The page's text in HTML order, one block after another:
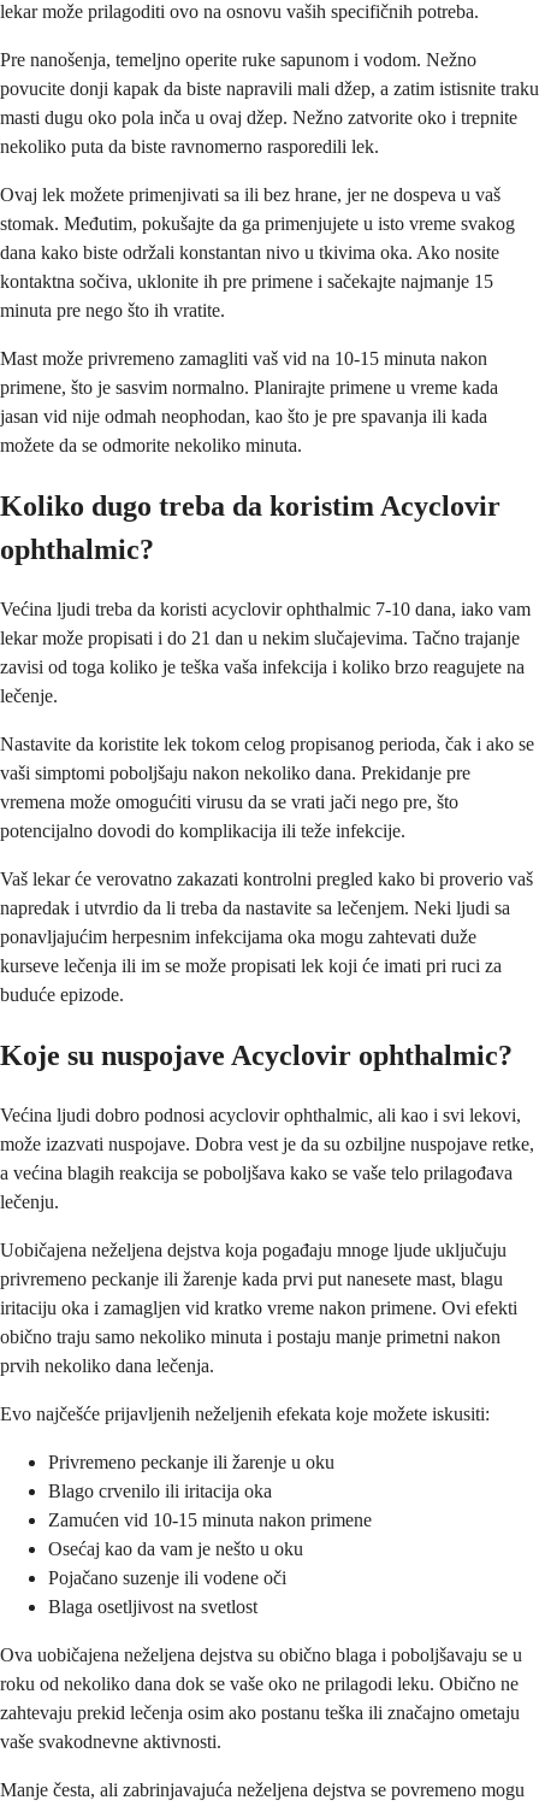
lekar može prilagoditi ovo na osnovu vaših specifičnih potreba.
Pre nanošenja, temeljno operite ruke sapunom i vodom. Nežno
povucite donji kapak da biste napravili mali džep, a zatim istisnite traku
masti dugu oko pola inča u ovaj džep. Nežno zatvorite oko i trepnite
nekoliko puta da biste ravnomerno rasporedili lek.
Ovaj lek možete primenjivati sa ili bez hrane, jer ne dospeva u vaš
stomak. Međutim, pokušajte da ga primenjujete u isto vreme svakog
dana kako biste održali konstantan nivo u tkivima oka. Ako nosite
kontaktna sočiva, uklonite ih pre primene i sačekajte najmanje 15
minuta pre nego što ih vratite.
Mast može privremeno zamagliti vaš vid na 10-15 minuta nakon
primene, što je sasvim normalno. Planirajte primene u vreme kada
jasan vid nije odmah neophodan, kao što je pre spavanja ili kada
možete da se odmorite nekoliko minuta.
Koliko dugo treba da koristim Acyclovir
ophthalmic?
Većina ljudi treba da koristi acyclovir ophthalmic 7-10 dana, iako vam
lekar može propisati i do 21 dan u nekim slučajevima. Tačno trajanje
zavisi od toga koliko je teška vaša infekcija i koliko brzo reagujete na
lečenje.
Nastavite da koristite lek tokom celog propisanog perioda, čak i ako se
vaši simptomi poboljšaju nakon nekoliko dana. Prekidanje pre
vremena može omogućiti virusu da se vrati jači nego pre, što
potencijalno dovodi do komplikacija ili teže infekcije.
Vaš lekar će verovatno zakazati kontrolni pregled kako bi proverio vaš
napredak i utvrdio da li treba da nastavite sa lečenjem. Neki ljudi sa
ponavljajućim herpesnim infekcijama oka mogu zahtevati duže
kurseve lečenja ili im se može propisati lek koji će imati pri ruci za
buduće epizode.
Koje su nuspojave Acyclovir ophthalmic?
Većina ljudi dobro podnosi acyclovir ophthalmic, ali kao i svi lekovi,
može izazvati nuspojave. Dobra vest je da su ozbiljne nuspojave retke,
a većina blagih reakcija se poboljšava kako se vaše telo prilagođava
lečenju.
Uobičajena neželjena dejstva koja pogađaju mnoge ljude uključuju
privremeno peckanje ili žarenje kada prvi put nanesete mast, blagu
iritaciju oka i zamagljen vid kratko vreme nakon primene. Ovi efekti
obično traju samo nekoliko minuta i postaju manje primetni nakon
prvih nekoliko dana lečenja.
Evo najčešće prijavljenih neželjenih efekata koje možete iskusiti:
Privremeno peckanje ili žarenje u oku
Blago crvenilo ili iritacija oka
Zamućen vid 10-15 minuta nakon primene
Osećaj kao da vam je nešto u oku
Pojačano suzenje ili vodene oči
Blaga osetljivost na svetlost
Ova uobičajena neželjena dejstva su obično blaga i poboljšavaju se u
roku od nekoliko dana dok se vaše oko ne prilagodi leku. Obično ne
zahtevaju prekid lečenja osim ako postanu teška ili značajno ometaju
vaše svakodnevne aktivnosti.
Manje česta, ali zabrinjavajuća neželjena dejstva se povremeno mogu